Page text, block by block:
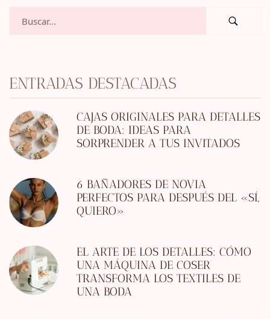
ENTRADAS DESTACADAS
CAJAS ORIGINALES PARA DETALLES
DE BODA: IDEAS PARA
SORPRENDER A TUS INVITADOS
6 BAÑADORES DE NOVIA
PERFECTOS PARA DESPUÉS DEL «SÍ,
QUIERO»
EL ARTE DE LOS DETALLES: CÓMO
UNA MÁQUINA DE COSER
TRANSFORMA LOS TEXTILES DE
UNA BODA